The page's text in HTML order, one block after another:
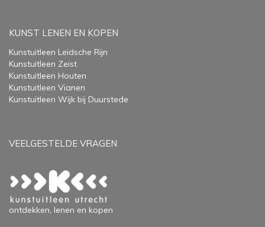
KUNST LENEN EN KOPEN
Kunstuitleen Leidsche Rijn
Kunstuitleen Zeist
Kunstuitleen Houten
Kunstuitleen Vianen
Kunstuitleen Wijk bij Duurstede
VEELGESTELDE VRAGEN
ontdekken, lenen en kopen